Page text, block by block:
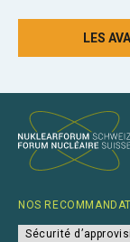
LES
NOS
Sécurité